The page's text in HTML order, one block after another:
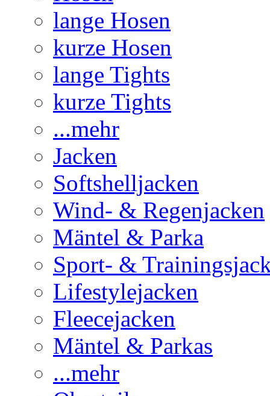
lange Hosen
kurze Hosen
lange Tights
kurze Tights
...mehr
Jacken
Softshelljacken
Wind- & Regenjacken
Mäntel & Parka
Sport- &
Lifestylejacken
Fleecejacken
Mäntel & Parkas
...mehr